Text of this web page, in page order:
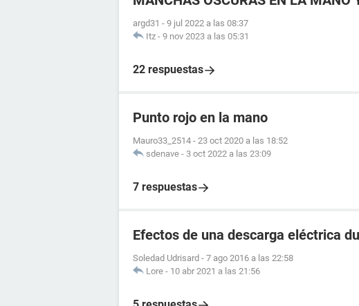
argd31 - 9 jul 2022 a las 08:37
Itz - 9 nov 2023 a las 05:31
22 respuestas
Punto rojo en la mano
Mauro33_2514 - 23 oct 2020 a las 18:52
sdenave - 3 oct 2022 a las 23:09
7 respuestas
Efectos de una descarga eléctrica
Soledad Udrisard - 7 ago 2016 a las 22:58
Lore - 10 abr 2021 a las 21:56